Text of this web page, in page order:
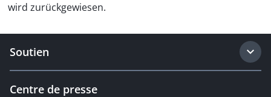
wird zurückgewiesen.
Soutien
Centre de presse